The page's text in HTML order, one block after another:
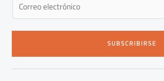
a
i
*
SUBSCRIBIRSE